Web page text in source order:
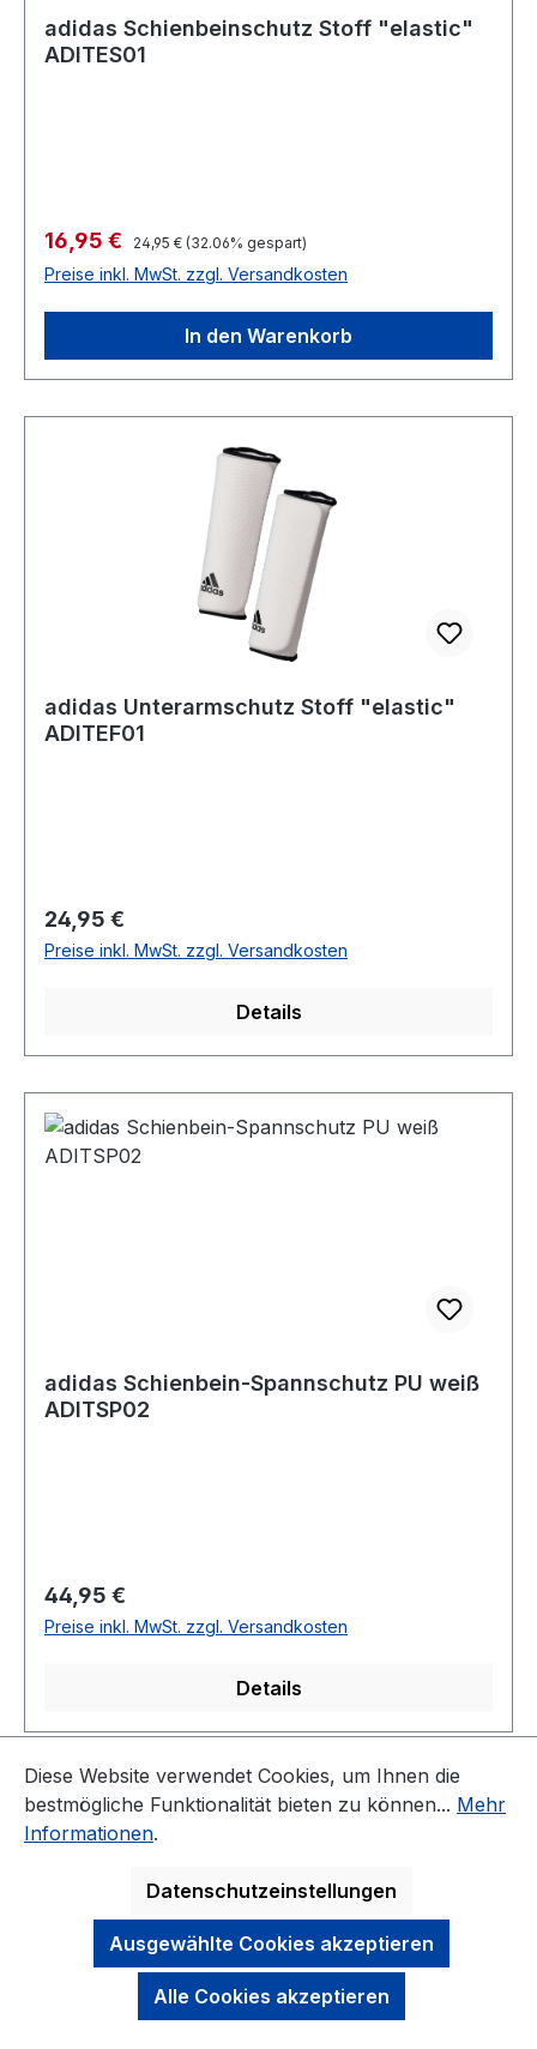
adidas Schienbeinschutz Stoff "elastic"
ADITES01
Verkaufspreis:
16,95 € Regulärer Preis:
24,95 € (32.06% gespart)
Preise inkl. MwSt. zzgl. Versandkosten
In den Warenkorb
adidas Unterarmschutz Stoff "elastic"
ADITEF01
Regulärer Preis:
24,95 €
Preise inkl. MwSt. zzgl. Versandkosten
Details
adidas Schienbein-Spannschutz PU weiß
ADITSP02
Regulärer Preis:
44,95 €
Preise inkl. MwSt. zzgl. Versandkosten
Details
Seite
1 Seite
2 Seite
3
KONTAKT
NEWSLETTER
Diese Website verwendet Cookies, um Ihnen die
bestmögliche Funktionalität bieten zu können... Mehr
Informationen.
Datenschutzeinstellungen
Ausgewählte Cookies akzeptieren
Alle Cookies akzeptieren